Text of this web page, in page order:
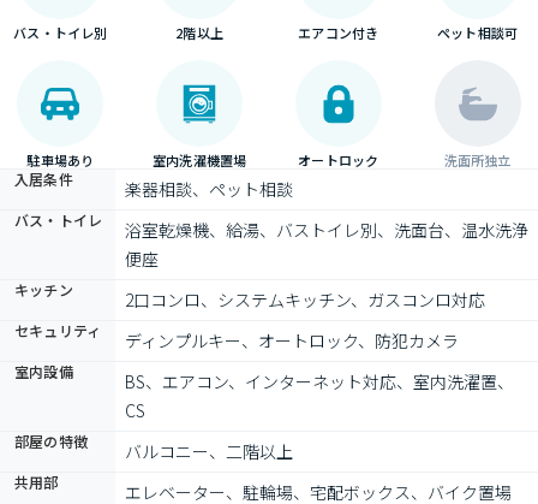
バス・トイレ別 2階以上 エアコン付き ペット相談可
駐車場あり 室内洗濯機置場 オートロック 洗面所独立
入居条件 楽器相談、ペット相談
バス・トイレ
浴室乾燥機、給湯、バストイレ別、洗面台、温水洗浄
便座
キッチン 2口コンロ、システムキッチン、ガスコンロ対応
セキュリティ ディンプルキー、オートロック、防犯カメラ
室内設備
BS、エアコン、インターネット対応、室内洗濯置、
CS
部屋の特徴 バルコニー、二階以上
共用部 エレベーター、駐輪場、宅配ボックス、バイク置場